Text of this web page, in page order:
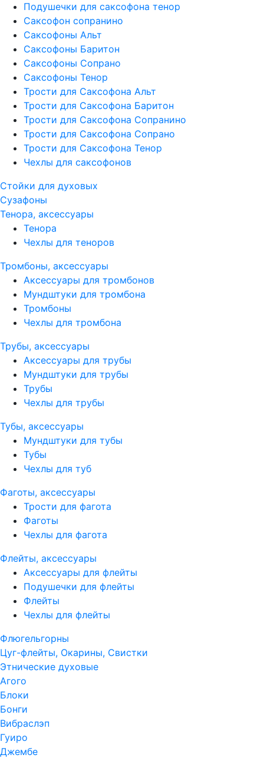
Подушечки для саксофона тенор
Саксофон сопранино
Саксофоны Альт
Саксофоны Баритон
Саксофоны Сопрано
Саксофоны Тенор
Трости для Саксофона Альт
Трости для Саксофона Баритон
Трости для Саксофона Сопранино
Трости для Саксофона Сопрано
Трости для Саксофона Тенор
Чехлы для саксофонов
Стойки для духовых
Сузафоны
Тенора, аксессуары
Тенора
Чехлы для теноров
Тромбоны, аксессуары
Аксессуары для тромбонов
Мундштуки для тромбона
Тромбоны
Чехлы для тромбона
Трубы, аксессуары
Аксессуары для трубы
Мундштуки для трубы
Трубы
Чехлы для трубы
Тубы, аксессуары
Мундштуки для тубы
Тубы
Чехлы для туб
Фаготы, аксессуары
Трости для фагота
Фаготы
Чехлы для фагота
Флейты, аксессуары
Аксессуары для флейты
Подушечки для флейты
Флейты
Чехлы для флейты
Флюгельгорны
Цуг-флейты, Окарины, Свистки
Этнические духовые
Агого
Блоки
Бонги
Вибраслэп
Гуиро
Джембе